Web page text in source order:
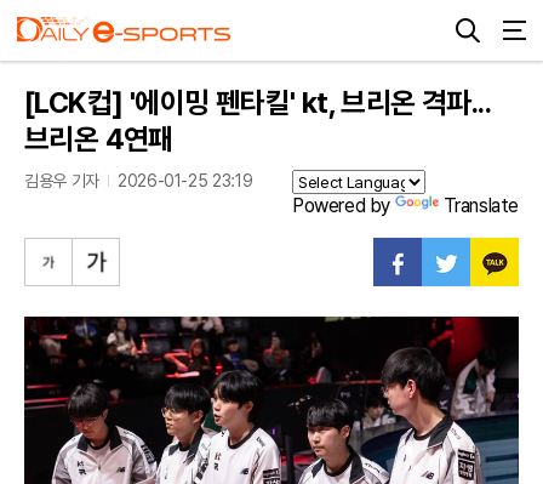
[LCK컵] '에이밍 펜타킬' kt, 브리온 격파...
브리온 4연패
김용우 기자 2026-01-25 23:19
Powered by Translate